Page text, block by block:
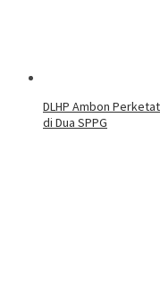
DLHP Ambon
di Dua SPPG